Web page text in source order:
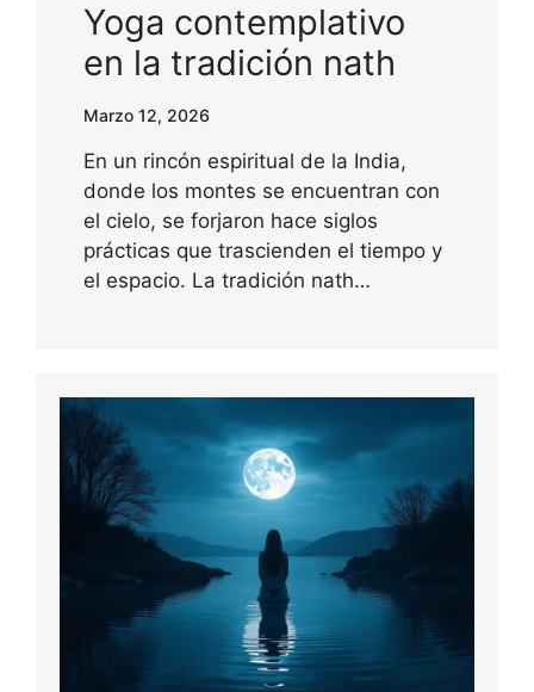
Yoga contemplativo
en la tradición nath
Marzo 12, 2026
En un rincón espiritual de la India,
donde los montes se encuentran con
el cielo, se forjaron hace siglos
prácticas que trascienden el tiempo y
el espacio. La tradición nath…